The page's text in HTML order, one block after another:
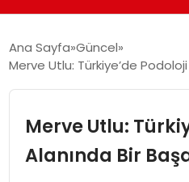
EĞITIM
TEKNOLOJI
Ana Sayfa Güncel
Merve Utlu: Türkiye’de
Merve Utlu:
Alanında Bir